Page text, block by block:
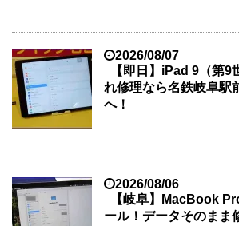
2026/08/07
【即日】iPad 9（第9
れ修理なら名鉄岐阜駅
へ！
2026/08/06
【岐阜】MacBook
ール！データそのまま